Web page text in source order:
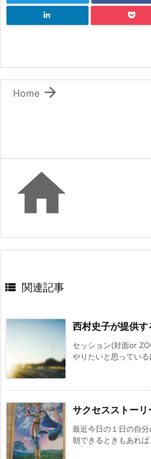

Home

 関連記事
西村史子が提供す
セッション(対面or
やりたいと思ってい
サクセスストー
最近今日の１日の自分
朝できるときもあれ